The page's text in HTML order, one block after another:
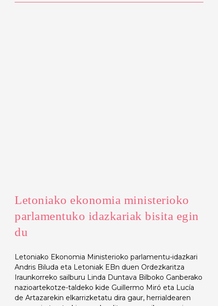
Letoniako ekonomia ministerioko
parlamentuko idazkariak bisita egin
du
Letoniako Ekonomia Ministerioko parlamentu-idazkari
Andris Biluda eta Letoniak EBn duen Ordezkaritza
Iraunkorreko sailburu Linda Duntava Bilboko Ganberako
nazioartekotze-taldeko kide Guillermo Miró eta Lucía
de Artazarekin elkarrizketatu dira gaur, herrialdearen